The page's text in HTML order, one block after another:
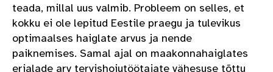
teada, millal uus valmib. Probleem on selles, et
kokku ei ole lepitud Eestile praegu ja tulevikus
optimaalses haiglate arvus ja nende
paiknemises. Samal ajal on maakonnahaiglates
erialade arv tervishoiutöötajate vähesuse tõttu